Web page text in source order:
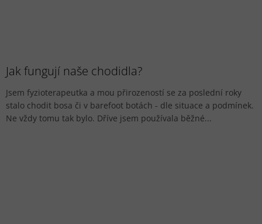
Jak fungují naše chodidla?
Jsem fyzioterapeutka a mou přirozeností se za poslední roky
stalo chodit bosa či v barefoot botách - dle situace a podmínek.
Ne vždy tomu tak bylo. Dříve jsem používala běžné...